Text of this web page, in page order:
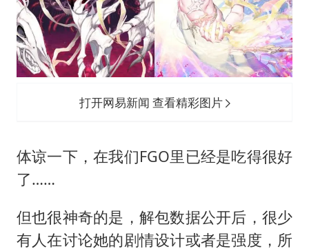
打开网易新闻 查看精彩图片
体谅一下，在我们FGO里已经是吃得很好
了……
但也很神奇的是，解包数据公开后，很少
有人在讨论她的剧情设计或者是强度，所